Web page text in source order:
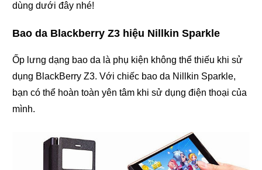
dùng dưới đây nhé!
Bao da Blackberry Z3 hiệu Nillkin Sparkle
Ốp lưng dạng bao da là phụ kiện không thể thiếu khi sử
dụng BlackBerry Z3. Với chiếc bao da Nillkin Sparkle,
bạn có thể hoàn toàn yên tâm khi sử dụng điện thoại của
mình.